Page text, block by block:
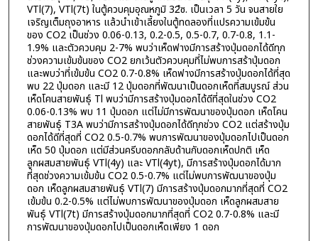
VTl(7), VTl(7t) ในตู้ควบคุมอุณหภูมิ 32ํซ. เป็นเวลา 5 วัน จนสายใย
เจริญเต็มถุงอาหาร แล้วนำเข้าเลี้ยงในตู้ทดลองที่แปรความเข้มข้น
ของ CO2 เป็นช่วง 0.06-0.13, 0.2-0.5, 0.5-0.7, 0.7-0.8, 1.1-
1.9% และตัวควบคุม 2-7% พบว่าเห็ดฟางมีการสร้างปุ่มดอกได้ดีทุก
ช่วงความเข้มข้นของ CO2 ยกเว้นตัวควบคุมที่ไม่พบการสร้าปุ่มดอก
และพบว่าที่เข้มข้น CO2 0.7-0.8% เห็ดฟางมีการสร้างปุ่มดอกได้ที่สุด
พบ 22 ปุ่มดอก และมี 12 ปุ่มดอกที่พัฒนาเป็นดอกเห็ดที่สมบูรณ์ ส่วน
เห็ดโคนสายพันธุ์ Tl พบว่ามีการสร้างปุ่มดอกได้ดีที่สุดในช่วง CO2
0.06-0.13% พบ 11 ปุ่มดอก แต่ไม่มีการพัฒนาของปุ่มดอก เห็ดโคน
สายพันธุ์ T3A พบว่ามีการสร้างปุ่มดอกได้ดีทุกช่วง CO2 แต่สร้างปุ่ม
ดอกได้ดีที่สุดที่ CO2 0.5-0.7% พบการพัฒนาของปุ่มดอกไปเป็นดอก
เห็ด 50 ปุ่มดอก แต่มีส่วนครีบดอกกลับด้านกับดอกเห็ดปกติ เห็ด
ลูกผสมสายพันธุ์ VTl(4y) และ VTl(4yt), มีการสร้างปุ่มดอกได้มาก
ที่สุดช่วงความเข้มข้น CO2 0.5-0.7% แต่ไม่พบการพัฒนาของปุ่ม
ดอก เห็ดลูกผสมสายพันธุ์ VTl(7) มีการสร้างปุ่มดอกมากที่สุดที่ CO2
เข้มข้น 0.2-0.5% แต่ไม่พบการพัฒนาของปุ่มดอก เห็ดลูกผสมสาย
พันธุ์ VTl(7t) มีการสร้างปุ่มดอกมากที่สุดที่ CO2 0.7-0.8% และมี
การพัฒนาของปุ่มดอกไปเป็นดอกเห็ดเพียง 1 ดอก